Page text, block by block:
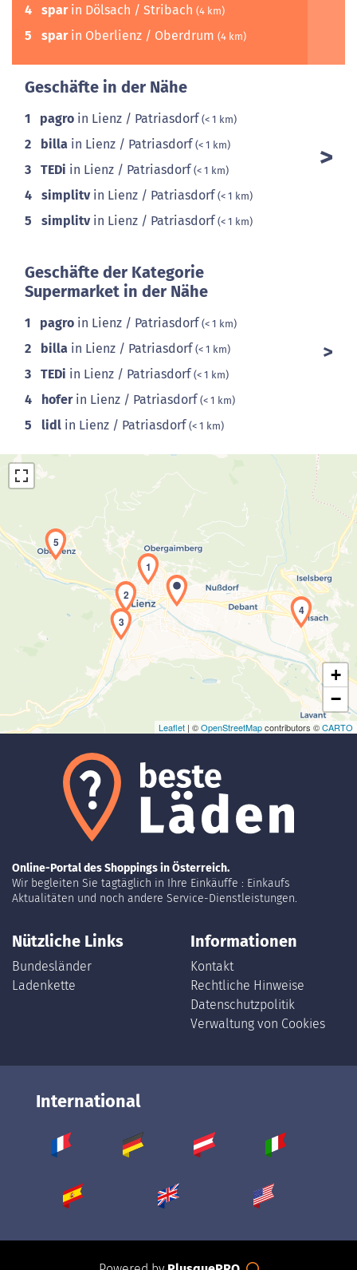
4 sparin Dölsach / Stribach (4 km)
5 sparin Oberlienz / Oberdrum (4 km)
Geschäfte in der Nähe
1 pagro in Lienz / Patriasdorf(< 1 km)
2 billa in Lienz / Patriasdorf(< 1 km)
3 TEDi in Lienz / Patriasdorf(< 1 km)
4 simplitvin Lienz / Patriasdorf(< 1 km)
5 simplitvin Lienz / Patriasdorf(< 1 km)
Geschäfte der Kategorie
Supermarket in der Nähe
1 pagro in Lienz / Patriasdorf(< 1 km)
2 billa in Lienz / Patriasdorf(< 1 km)
3 TEDi in Lienz / Patriasdorf(< 1 km)
4 hoferin Lienz / Patriasdorf(< 1 km)
5 lidl in Lienz / Patriasdorf(< 1 km)
Laden der Karte...
1
2
3
4
5
+
−
Leaflet | ©OpenStreetMapcontributors ©CARTO
Online-Portal des Shoppings in Österreich.
Wir begleiten Sie tagtäglich in Ihre Einkäuffe : Einkaufs
Aktualitäten und noch andere Service-Dienstleistungen.
Nützliche Links
Bundesländer
Ladenkette
Informationen
Kontakt
Rechtliche Hinweise
Datenschutzpolitik
Verwaltung von Cookies
International